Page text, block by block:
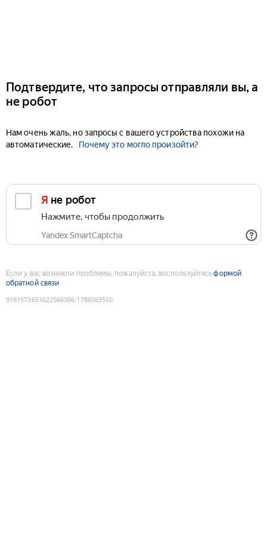
Подтвердите, что запросы отправляли вы, а
не робот
Нам очень жаль, но запросы с вашего устройства похожи на
автоматические.
Почему это могло произойти?
Я не робот
Нажмите, чтобы продолжить
Yandex SmartCaptcha
Если у вас возникли проблемы, пожалуйста, воспользуйтесьформой
обратной связи
9181573651622566386:1786083550